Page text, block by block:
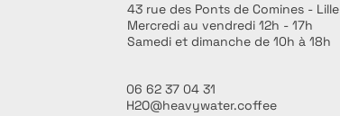
43 rue des Ponts de Comines - Lille
Mercredi au vendredi 12h - 17h
Samedi et dimanche de 10h à 18h
06 62 37 04 31
H2O@heavywater.coffee